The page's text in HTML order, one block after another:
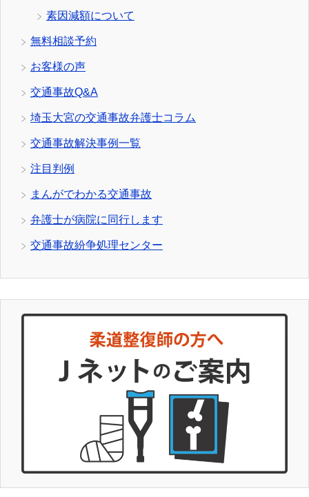
素因減額について
無料相談予約
お客様の声
交通事故Q&A
埼玉大宮の交通事故弁護士コラム
交通事故解決事例一覧
注目判例
まんがでわかる交通事故
弁護士が病院に同行します
交通事故紛争処理センター